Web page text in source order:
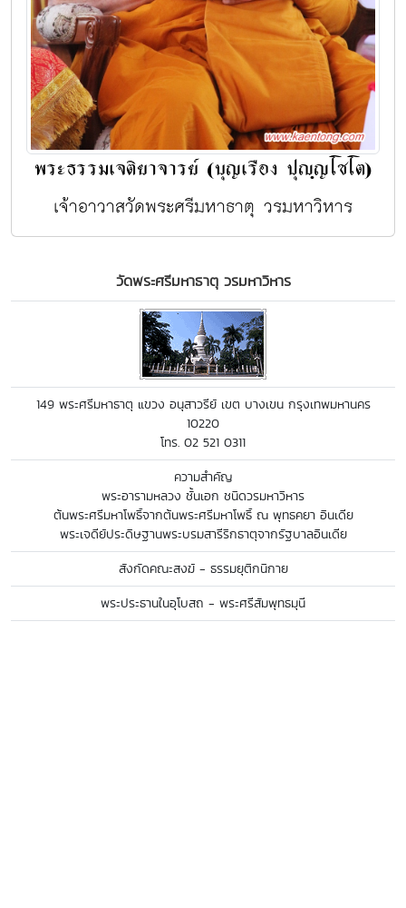
พระธรรมเจติยาจารย์ (บุญเรือง ปุญฺญโชโต)
เจ้าอาวาสวัดพระศรีมหาธาตุ วรมหาวิหาร
วัดพระศรีมหาธาตุ วรมหาวิหาร
149 พระศรีมหาธาตุ แขวง อนุสาวรีย์ เขต บางเขน กรุงเทพมหานคร
10220
โทร. 02 521 0311
ความสำคัญ
พระอารามหลวง ชั้นเอก ชนิดวรมหาวิหาร
ต้นพระศรีมหาโพธิ์จากต้นพระศรีมหาโพธิ์ ณ พุทธคยา อินเดีย
พระเจดีย์ประดิษฐานพระบรมสารีริกธาตุจากรัฐบาลอินเดีย
สังกัดคณะสงฆ์ - ธรรมยุติกนิกาย
พระประธานในอุโบสถ - พระศรีสัมพุทธมุนี